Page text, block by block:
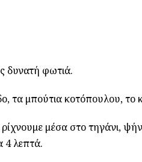
δυνατή φωτιά.
τα μπούτια κοτόπουλου, το
μέσα στο τηγάνι,
4 λεπτά.